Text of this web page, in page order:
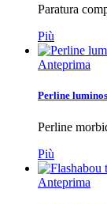
Paratura
Più
Anteprima
Perline
Perline
Più
Anteprima